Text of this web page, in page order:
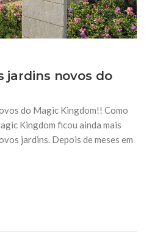
jardins novos do
do Magic Kingdom!! Como
Kingdom ficou ainda mais
jardins. Depois de meses em